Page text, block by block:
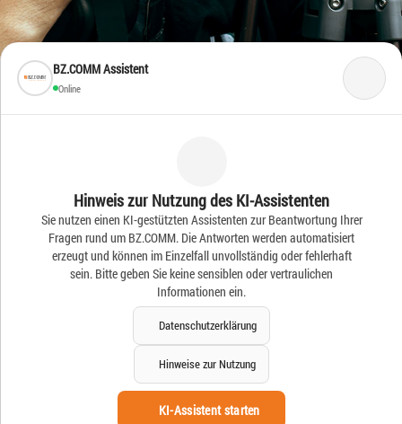
BZ.COMM Assistent
Online
Hinweis zur Nutzung des KI-Assistenten
Sie nutzen einen KI-gestützten Assistenten zur Beantwortung Ihrer
Fragen rund um BZ.COMM. Die Antworten werden automatisiert
erzeugt und können im Einzelfall unvollständig oder fehlerhaft
sein. Bitte geben Sie keine sensiblen oder vertraulichen
Informationen ein.
Datenschutzerklärung
Hinweise zur Nutzung
KI-Assistent starten
Frische Ideen – Frische
News